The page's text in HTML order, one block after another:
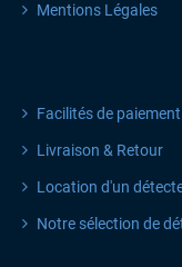
Mentions Légales
Facilités de paiement
Livraison & Retour
Location d'un
Notre sélection de